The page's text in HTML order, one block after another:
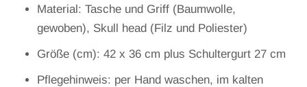
Material: Tasche und Griff (Baumwolle,
gewoben), Skull head (Filz und Poliester)
Größe (cm): 42 x 36 cm plus Schultergurt 27 cm
Pflegehinweis: per Hand waschen, im kalten